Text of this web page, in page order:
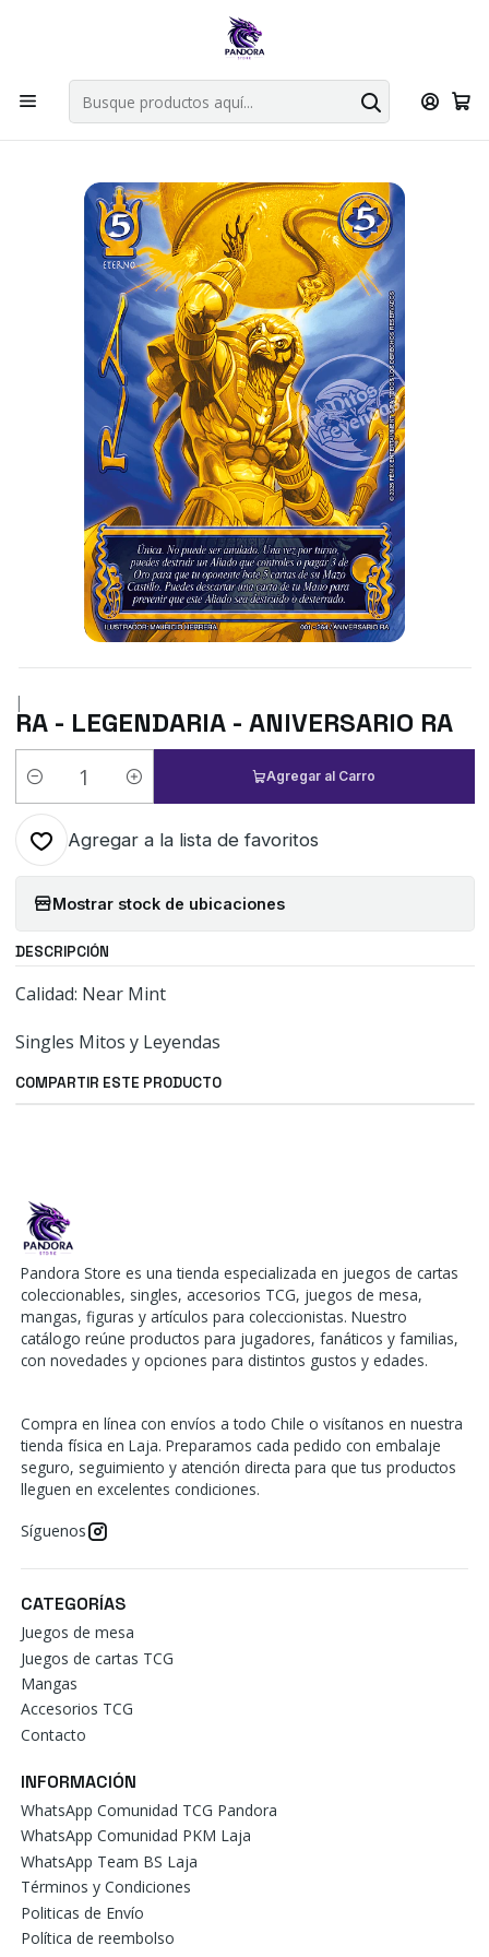
Por compras en cartas singles superiores a 49.990 el envio es
Explorar singles
Inicio Juegos de cartas TCG Mitos y Leyendas TCG
Singles Primer Bloque MYL Aliado
|
RA - LEGENDARIA - ANIVERSARIO RA
Cantidad
Agregar al Carro
Agregar a la lista de favoritos
Mostrar stock de ubicaciones
DESCRIPCIÓN
Calidad: Near Mint
Singles Mitos y Leyendas
COMPARTIR ESTE PRODUCTO
Pandora Store es una tienda especializada en juegos de cartas
coleccionables, singles, accesorios TCG, juegos de mesa,
mangas, figuras y artículos para coleccionistas. Nuestro
catálogo reúne productos para jugadores, fanáticos y familias,
con novedades y opciones para distintos gustos y edades.
Compra en línea con envíos a todo Chile o visítanos en nuestra
tienda física en Laja. Preparamos cada pedido con embalaje
seguro, seguimiento y atención directa para que tus productos
lleguen en excelentes condiciones.
Síguenos
CATEGORÍAS
Juegos de mesa
Juegos de cartas TCG
Mangas
Accesorios TCG
Contacto
INFORMACIÓN
WhatsApp Comunidad TCG Pandora
WhatsApp Comunidad PKM Laja
WhatsApp Team BS Laja
Términos y Condiciones
Politicas de Envío
Política de reembolso